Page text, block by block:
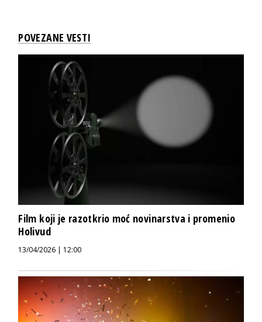
POVEZANE VESTI
Film koji je razotkrio moć novinarstva i promenio
Holivud
13/04/2026 | 12:00